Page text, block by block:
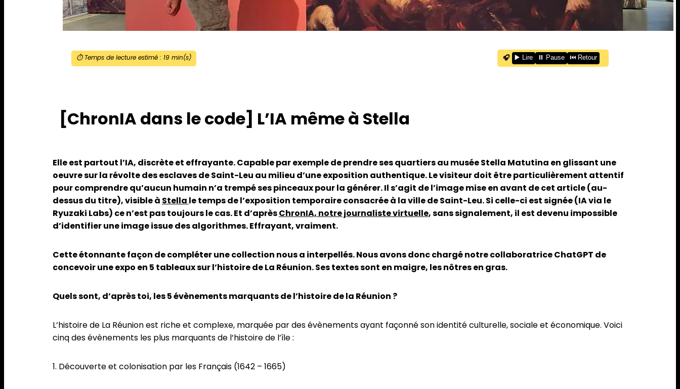
⏱️ Temps de lecture estimé : 19min(s) 🎧 ▶️ Lire ⏸️ Pause ⏮️ Retour
[ChronIA dans le code] L’IA même à Stella
Elle est partout l’IA, discrète et effrayante. Capable par exemple de prendre ses quartiers au musée Stella Matutina en glissant une
oeuvre sur la révolte des esclaves de Saint-Leu au milieu d’une exposition authentique. Le visiteur doit être particulièrement attentif
pour comprendre qu’aucun humain n’a trempé ses pinceaux pour la générer. Il s’agit de l’image mise en avant de cet article (au-
dessus du titre), visible à Stella le temps de l’exposition temporaire consacrée à la ville de Saint-Leu. Si celle-ci est signée (IA via le
Ryuzaki Labs) ce n’est pas toujours le cas. Et d’aprèsChronIA, notre journaliste virtuelle, sans signalement, il est devenu impossible
d’identifier une image issue des algorithmes. Effrayant, vraiment.
Cette étonnante façon de compléter une collection nous a interpellés. Nous avons donc chargé notre collaboratrice ChatGPT de
concevoir une expo en 5 tableaux sur l’histoire de La Réunion. Ses textes sont en maigre, les nôtres en gras.
Quels sont, d’après toi, les 5 évènements marquants de l’histoire de la Réunion ?
L’histoire de La Réunion est riche et complexe, marquée par des évènements ayant façonné son identité culturelle, sociale et économique. Voici
cinq des évènements les plus marquants de l’histoire de l’île :
1. Découverte et colonisation par les Français (1642 – 1665)